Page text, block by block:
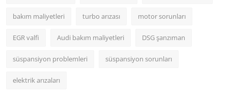
bakım maliyetleri turbo arızası motor sorunları
EGR valfi Audi bakım maliyetleri DSG şanzıman
süspansiyon problemleri süspansiyon sorunları
elektrik arızaları